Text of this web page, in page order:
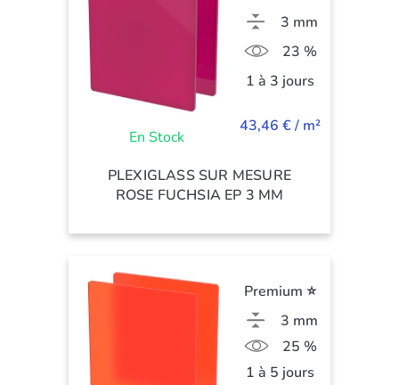
En Stock
3 mm
23 %
1 à 3 jours
43,46 € / m²
PLEXIGLASS SUR MESURE
ROSE FUCHSIA EP 3 MM
Premium ⭐
3 mm
25 %
1 à 5 jours